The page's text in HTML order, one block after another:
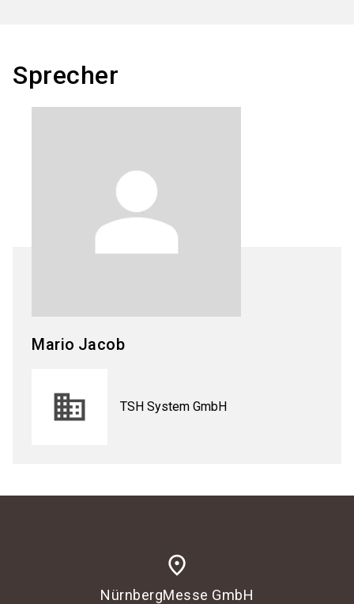
Sprecher
Mario Jacob
TSH System GmbH
place
NürnbergMesse GmbH